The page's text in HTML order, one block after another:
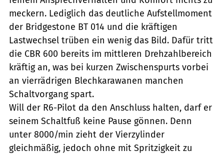
meckern. Lediglich das deutliche Aufstellmoment
der Bridgestone BT 014 und die kräftigen
Lastwechsel trüben ein wenig das Bild. Dafür tritt
die CBR 600 bereits im mittleren Drehzahlbereich
kräftig an, was bei kurzen Zwischenspurts vorbei
an vierrädrigen Blechkarawanen manchen
Schaltvorgang spart.
Will der R6-Pilot da den Anschluss halten, darf er
seinem Schaltfuß keine Pause gönnen. Denn
unter 8000/min zieht der Vierzylinder
gleichmäßig, jedoch ohne mit Spritzigkeit zu